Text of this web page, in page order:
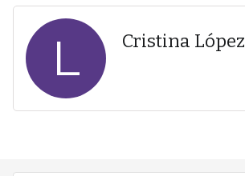
L Cristina López